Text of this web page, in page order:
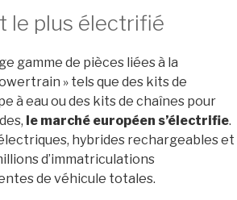
le plus électrifié
gamme de pièces liéesà la
» tels que des kits de
à eau ou des kits de chaînes pour
le marché européen s’électrifie.
hybrides rechargeableset
d’immatriculations
de véhicule totales.